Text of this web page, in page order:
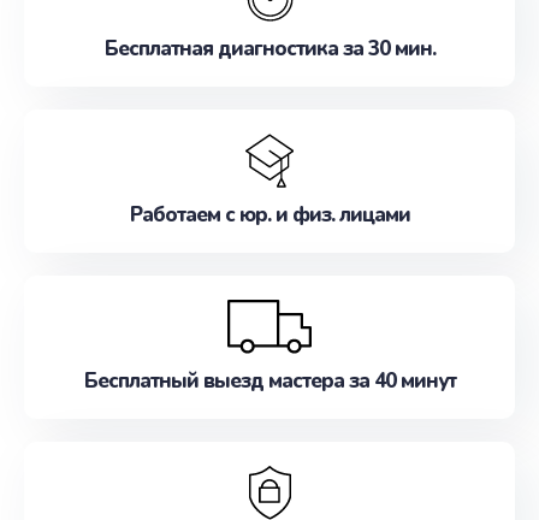
Бесплатная диагностика за 30 мин.
Работаем с юр. и физ. лицами
Бесплатный выезд мастера за 40 минут